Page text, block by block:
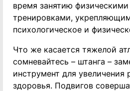
время занятию
тренировками,
психологическое и
Что же касается тяжелой
сомневайтесь – штанга –
инструмент для увеличения
здоровья. Подвигов